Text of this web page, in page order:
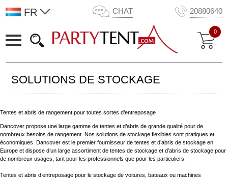
FR CHAT 20880640
0
SOLUTIONS DE STOCKAGE
Tentes et abris de rangement pour toutes sortes d’entreposage
Dancover propose une large gamme de tentes et d’abris de grande qualité pour de
nombreux besoins de rangement. Nos solutions de stockage flexibles sont pratiques et
économiques. Dancover est le premier fournisseur de tentes et d’abris de stockage en
Europe et dispose d’un large assortiment de tentes de stockage et d’abris de stockage pour
de nombreux usages, tant pour les professionnels que pour les particuliers.
Tentes et abris d’entreposage pour le stockage de voitures, bateaux ou machines